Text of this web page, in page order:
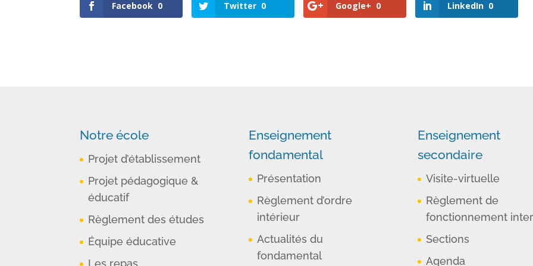
Facebook 0 Twitter 0 Google+ 0 LinkedIn 0
Notre école
Projet d’établissement
Projet pédagogique &
éducatif
Règlement des études
Équipe éducative
Les repas
Enseignement
fondamental
Présentation
Règlement d’ordre
intérieur
Actualités du
fondamental
Enseignement
secondaire
Visite-virtuelle
Règlement de
fonctionnement
Sections
Agenda